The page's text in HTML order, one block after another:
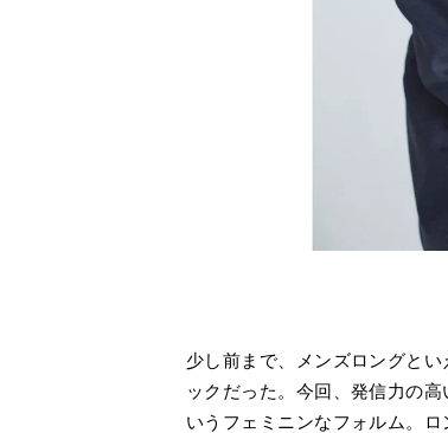
少し前まで、メンズロングと
ックだった。今回、発信力の
いうフェミニンなフォルム。